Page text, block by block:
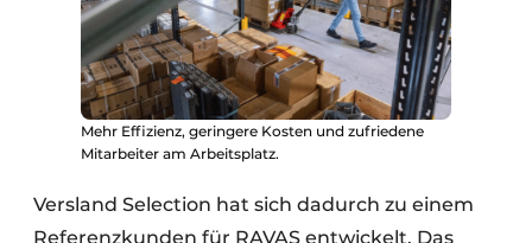
Mehr Effizienz, geringere Kosten und zufriedene
Mitarbeiter am Arbeitsplatz.
Versland Selection hat sich dadurch zu einem
Referenzkunden für RAVAS entwickelt. Das